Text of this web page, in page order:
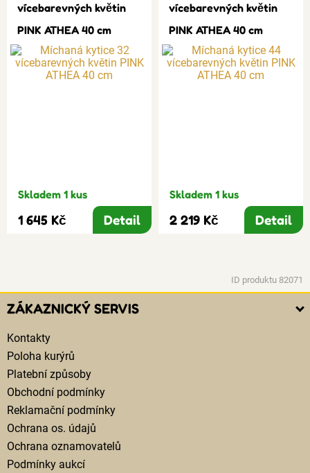
vícebarevných květin
PINK ATHEA 40 cm
Skladem 1 kus
1 645 Kč Detail
vícebarevných květin
PINK ATHEA 40 cm
Skladem 1 kus
2 219 Kč Detail
ID produktu 82071
ZÁKAZNICKÝ SERVIS
Kontakty
Poloha kurýrů
Platební způsoby
Obchodní podmínky
Reklamační podmínky
Ochrana os. údajů
Ochrana oznamovatelů
Podmínky aukcí